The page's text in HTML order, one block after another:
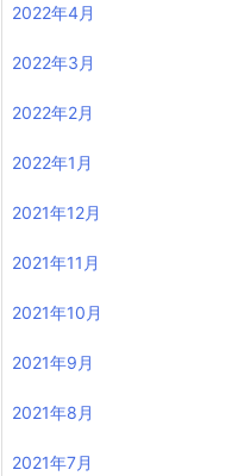
2022年4月
2022年3月
2022年2月
2022年1月
2021年12月
2021年11月
2021年10月
2021年9月
2021年8月
2021年7月